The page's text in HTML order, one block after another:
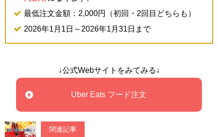
最低注文金額：2,000円（初回・2回目どちらも）
2026年1月1日～2026年1月31日まで
↓公式Webサイトをみてみる↓
Uber Eats フード注文
関連記事